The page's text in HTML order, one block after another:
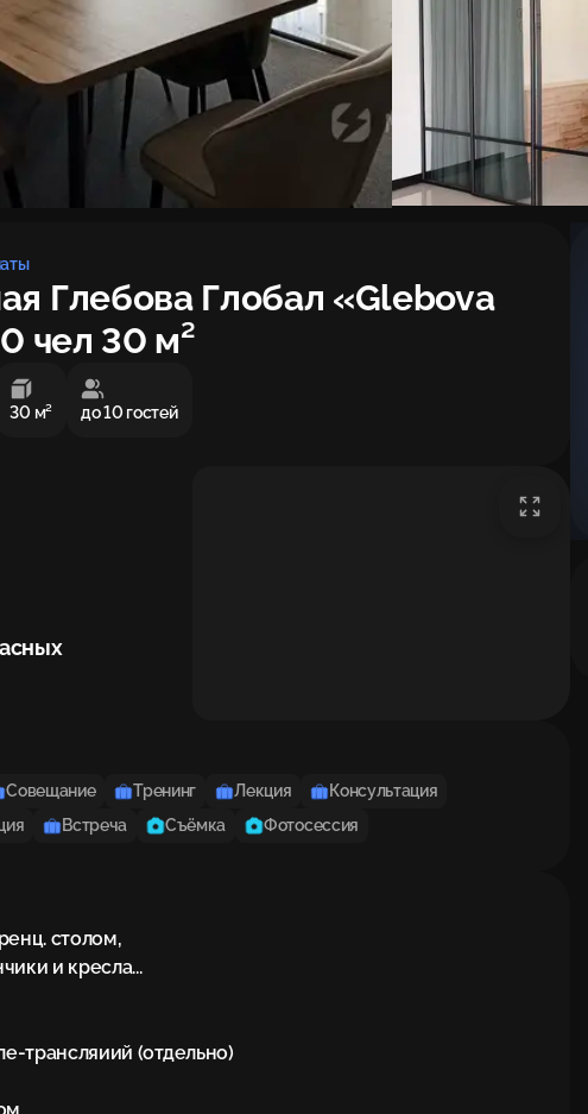
Глебова Глобал «Glebova
чел 30 м²
30 м² до 10 гостей
Совещание Тренинг Лекция
Консультация
Встреча Съёмка Фотосессия
столом,
и кресла...
трансляиий (отдельно)